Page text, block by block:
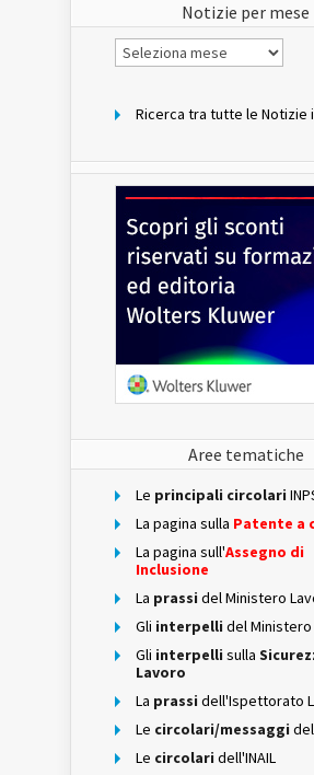
Notizie per mese
Notizie
per
Ricerca tra tutte le Notizie
Aree tematiche
Le principali circolari
La pagina sulla Patente a
La pagina sull'Assegno di
Inclusione
La prassi del Ministero
Gli interpelli del Ministero
Gli interpelli sulla
Lavoro
La prassi dell'Ispettorato
Le circolari/messaggi
Le circolari dell'INAIL